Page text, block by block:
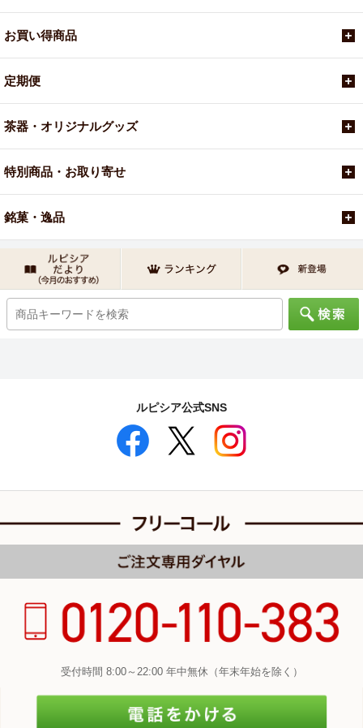
お買い得商品
定期便
茶器・オリジナルグッズ
特別商品・お取り寄せ
銘菓・逸品
ルピシア公式SNS
受付時間 8:00～22:00 年中無休（年末年始を除く）